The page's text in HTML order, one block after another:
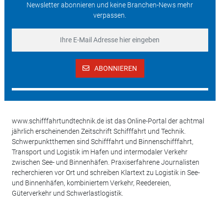
Newsletter abonnieren und keine Branchen-News mehr
verpassen.
ABONNIEREN
www.schifffahrtundtechnik.de ist das Online-Portal der achtmal
jährlich erscheinenden Zeitschrift Schifffahrt und Technik.
Schwerpunktthemen sind Schifffahrt und Binnenschifffahrt,
Transport und Logistik im Hafen und intermodaler Verkehr
zwischen See- und Binnenhäfen. Praxiserfahrene Journalisten
recherchieren vor Ort und schreiben Klartext zu Logistik in See-
und Binnenhäfen, kombiniertem Verkehr, Reedereien,
Güterverkehr und Schwerlastlogistik.